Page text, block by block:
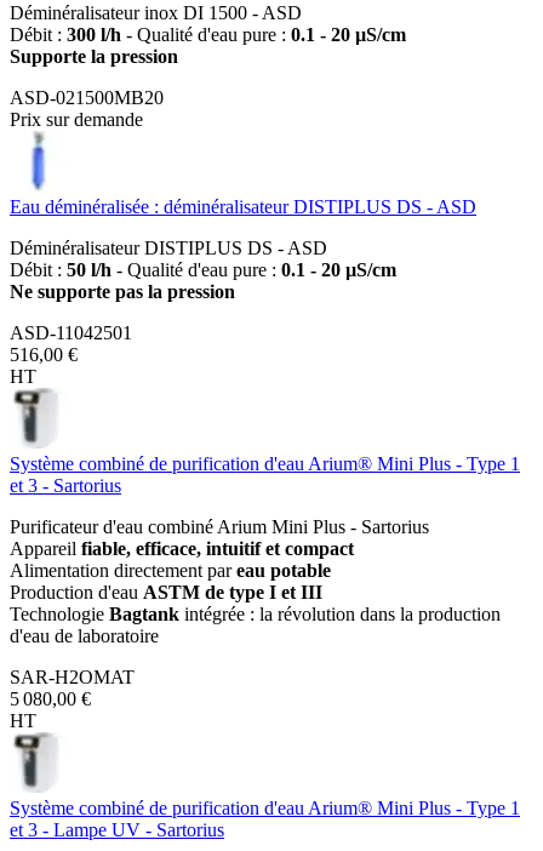
Déminéralisateur inox DI 1500 - ASD
Débit : 300 l/h - Qualité d'eau pure : 0.1 - 20 µS/cm
Supporte la pression
ASD-021500MB20
Prix sur demande
Eau déminéralisée : déminéralisateur DISTIPLUS DS - ASD
Déminéralisateur DISTIPLUS DS - ASD
Débit : 50 l/h - Qualité d'eau pure : 0.1 - 20 µS/cm
Ne supporte pas la pression
ASD-11042501
516,00 €
HT
Système combiné de purification d'eau Arium® Mini Plus - Type 1
et 3 - Sartorius
Purificateur d'eau combiné Arium Mini Plus - Sartorius
Appareil fiable, efficace, intuitif et compact
Alimentation directement pareau potable
Production d'eau ASTM de type I et III
Technologie Bagtank intégrée : la révolution dans la production
d'eau de laboratoire
SAR-H2OMAT
5 080,00 €
HT
Système combiné de purification d'eau Arium® Mini Plus - Type 1
et 3 - Lampe UV - Sartorius